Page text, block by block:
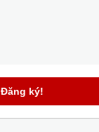
Đăng ký!